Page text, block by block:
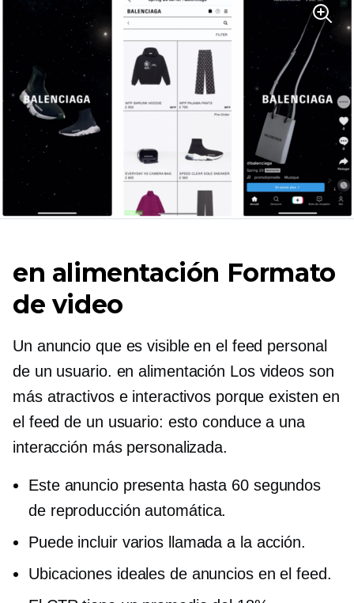
en alimentación Formato
de video
Un anuncio que es visible en el feed personal
de un usuario. en alimentación Los videos son
más atractivos e interactivos porque existen en
el feed de un usuario: esto conduce a una
interacción más personalizada.
Este anuncio presenta hasta 60 segundos
de reproducción automática.
Puede incluir varios
llamada a la acción.
Ubicaciones ideales de anuncios en el feed.